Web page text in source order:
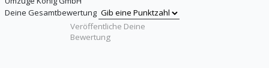
Deine Gesamtbewertung